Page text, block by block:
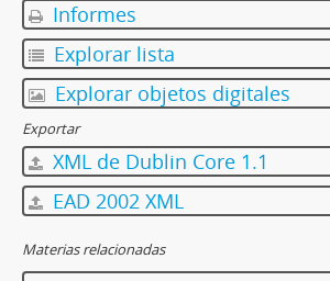
Informes
Explorar lista
Explorar objetos digitales
Exportar
XML de Dublin Core 1.1
EAD 2002 XML
Materias relacionadas